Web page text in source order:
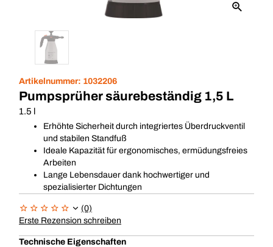
Artikelnummer: 1032206
Pumpsprüher säurebeständig 1,5 L
1.5 l
Erhöhte Sicherheit durch integriertes Überdruckventil
und stabilen Standfuß
Ideale Kapazität für ergonomisches, ermüdungsfreies
Arbeiten
Lange Lebensdauer dank hochwertiger und
spezialisierter Dichtungen
(0)
Erste Rezension schreiben
Technische Eigenschaften